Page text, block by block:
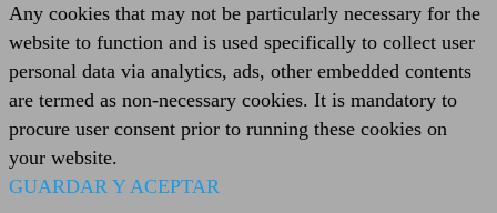
Any cookies that may not be particularly necessary for the
website to function and is used specifically to collect user
personal data via analytics, ads, other embedded contents
are termed as non-necessary cookies. It is mandatory to
procure user consent prior to running these cookies on
your website.
GUARDAR Y ACEPTAR